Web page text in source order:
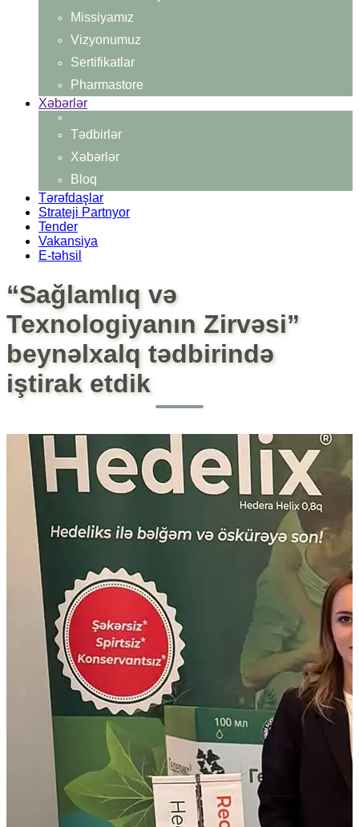
Missiyamız
Vizyonumuz
Sertifikatlar
Pharmastore
Xəbərlər
Tədbirlər
Xəbərlər
Bloq
Tərəfdaşlar
Strateji Partnyor
Tender
Vakansiya
E-təhsil
“Sağlamlıq və
Texnologiyanın Zirvəsi”
beynəlxalq tədbirində
iştirak etdik